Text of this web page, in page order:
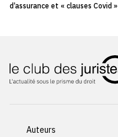
d’assurance et « clauses Covid »
Auteurs